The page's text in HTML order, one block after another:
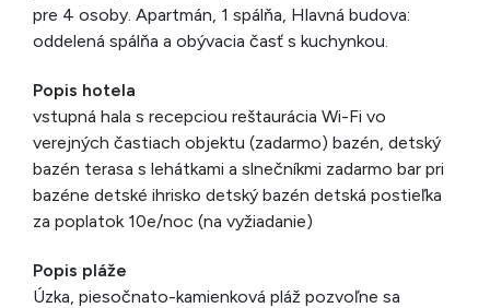
pre 4 osoby. Apartmán, 1 spálňa, Hlavná budova:
oddelená spálňa a obývacia časť s kuchynkou.
Popis hotela
vstupná hala s recepciou reštaurácia Wi-Fi vo
verejných častiach objektu (zadarmo) bazén, detský
bazén terasa s lehátkami a slnečníkmi zadarmo bar pri
bazéne detské ihrisko detský bazén detská postieľka
za poplatok 10e/noc (na vyžiadanie)
Popis pláže
Úzka, piesočnato-kamienková pláž pozvoľne sa